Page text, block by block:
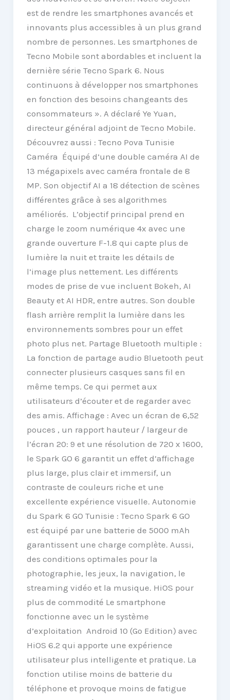
est de rendre les smartphones avancés et
innovants plus accessibles à un plus grand
nombre de personnes. Les smartphones de
Tecno Mobile sont abordables et incluent la
dernière série Tecno Spark 6. Nous
continuons à développer nos smartphones
en fonction des besoins changeants des
consommateurs ». A déclaré Ye Yuan,
directeur général adjoint de Tecno Mobile.
Découvrez aussi : Tecno Pova Tunisie
Caméra Équipé d’une double caméra AI de
13 mégapixels avec caméra frontale de 8
MP. Son objectif AI a 18 détection de scènes
différentes grâce à ses algorithmes
améliorés. L’objectif principal prend en
charge le zoom numérique 4x avec une
grande ouverture F-1.8 qui capte plus de
lumière la nuit et traite les détails de
l’image plus nettement. Les différents
modes de prise de vue incluent Bokeh, AI
Beauty et AI HDR, entre autres. Son double
flash arrière remplit la lumière dans les
environnements sombres pour un effet
photo plus net. Partage Bluetooth multiple :
La fonction de partage audio Bluetooth peut
connecter plusieurs casques sans fil en
même temps. Ce qui permet aux
utilisateurs d’écouter et de regarder avec
des amis. Affichage : Avec un écran de 6,52
pouces , un rapport hauteur / largeur de
l’écran 20: 9 et une résolution de 720 x 1600,
le Spark GO 6 garantit un effet d’affichage
plus large, plus clair et immersif, un
contraste de couleurs riche et une
excellente expérience visuelle. Autonomie
du Spark 6 GO Tunisie : Tecno Spark 6 GO
est équipé par une batterie de 5000 mAh
garantissent une charge complète. Aussi,
des conditions optimales pour la
photographie, les jeux, la navigation, le
streaming vidéo et la musique. HiOS pour
plus de commodité Le smartphone
fonctionne avec un le système
d’exploitation Android 10 (Go Edition) avec
HiOS 6.2 qui apporte une expérience
utilisateur plus intelligente et pratique. La
fonction utilise moins de batterie du
téléphone et provoque moins de fatigue